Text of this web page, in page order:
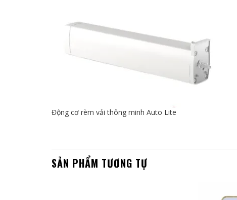
Động cơ rèm vải thông minh Auto Lite
SẢN PHẨM TƯƠNG TỰ